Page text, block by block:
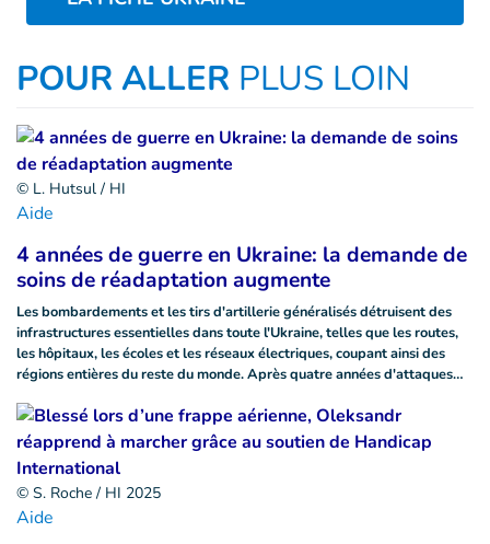
POUR ALLER PLUS LOIN
© L. Hutsul / HI
Aide
4 années de guerre en Ukraine: la demande de
soins de réadaptation augmente
Les bombardements et les tirs d'artillerie généralisés détruisent des
infrastructures essentielles dans toute l'Ukraine, telles que les routes,
les hôpitaux, les écoles et les réseaux électriques, coupant ainsi des
régions entières du reste du monde. Après quatre années d'attaques…
© S. Roche / HI 2025
Aide